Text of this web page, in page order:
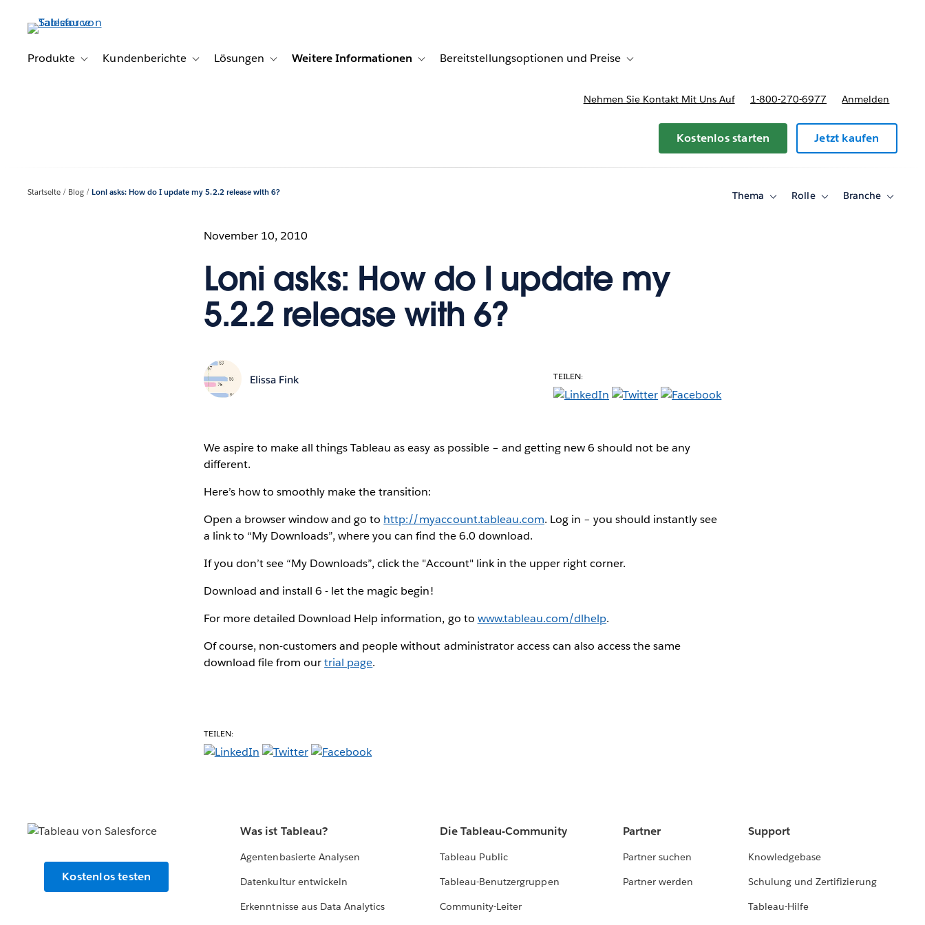
Produkte
Toggle sub-navigation for Produkte
Kundenberichte Toggle sub-navigation for Kundenberichte
Lösungen Toggle sub-navigation for Lösungen
Weitere Informationen Toggle sub-navigation for Weitere Informationen
Bereitstellungsoptionen und Preise Toggle sub-navigation for Bereitstellungsoptionen und Preise
Nehmen Sie Kontakt Mit Uns Auf 1-800-270-6977 Anmelden
Kostenlos starten Jetzt kaufen
Startseite Blog Loni asks: How do I update my 5.2.2 release with 6? Thema
ToggleRolle
ToggleBranche
Toggle
November 10, 2010
Loni asks: How do I update my
5.2.2 release with 6?
Elissa Fink TEILEN:
We aspire to make all things Tableau as easy as possible – and getting new 6 should not be any
different.
Here’s how to smoothly make the transition:
Open a browser window and go to http://myaccount.tableau.com. Log in – you should instantly see
a link to “My Downloads”, where you can find the 6.0 download.
If you don’t see “My Downloads”, click the "Account" link in the upper right corner.
Download and install 6 - let the magic begin!
For more detailed Download Help information, go to www.tableau.com/dlhelp.
Of course, non-customers and people without administrator access can also access the same
download file from ourtrial page.
TEILEN:
Kostenlos testen
Was ist Tableau?
Agentenbasierte Analysen
Datenkultur entwickeln
Erkenntnisse aus Data Analytics
Die Tableau-Community
Tableau Public
Tableau-Benutzergruppen
Community-Leiter
Partner
Partner suchen
Partner werden
Support
Knowledgebase
Schulung und Zertifizierung
Tableau-Hilfe